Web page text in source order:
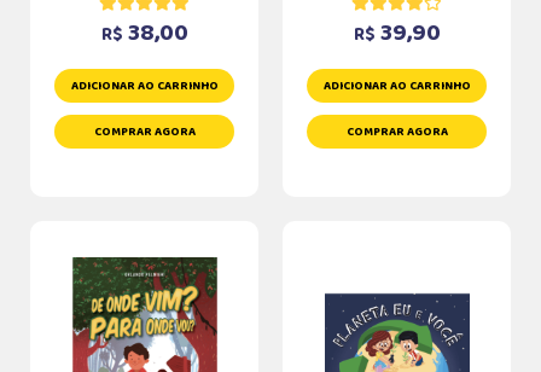
R$ 38,00
ADICIONAR AO CARRINHO
COMPRAR AGORA
R$ 39,90
ADICIONAR AO CARRINHO
COMPRAR AGORA